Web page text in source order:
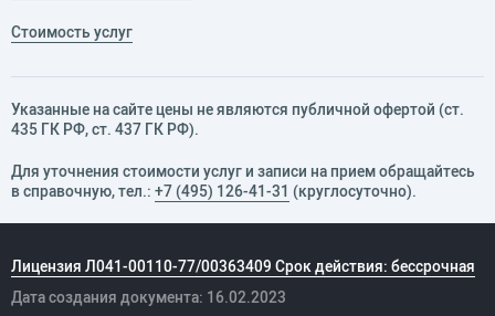
Стоимость услуг
Указанные на сайте цены не являются публичной офертой (ст.
435 ГК РФ, cт. 437 ГК РФ).
Для уточнения стоимости услуг и записи на прием обращайтесь
в справочную, тел.: +7 (495) 126-41-31 (круглосуточно).
Лицензия Л041-00110-77/00363409 Срок действия: бессрочная
Дата создания документа: 16.02.2023